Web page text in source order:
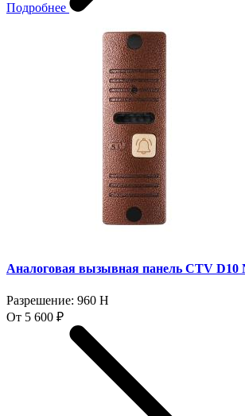
Подробнее
Аналоговая вызывная панель CTV D10
Разрешение: 960 H
От 5 600 ₽